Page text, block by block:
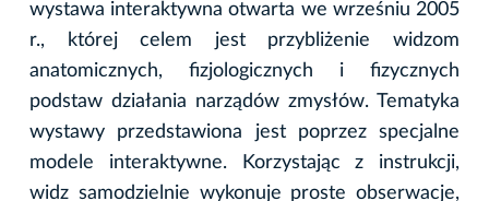
wystawa interaktywna otwarta we wrześniu 2005
r., której celem jest przybliżenie widzom
anatomicznych, fizjologicznych i fizycznych
podstaw działania narządów zmysłów. Tematyka
wystawy przedstawiona jest poprzez specjalne
modele interaktywne. Korzystając z instrukcji,
widz samodzielnie wykonuje proste obserwacje,